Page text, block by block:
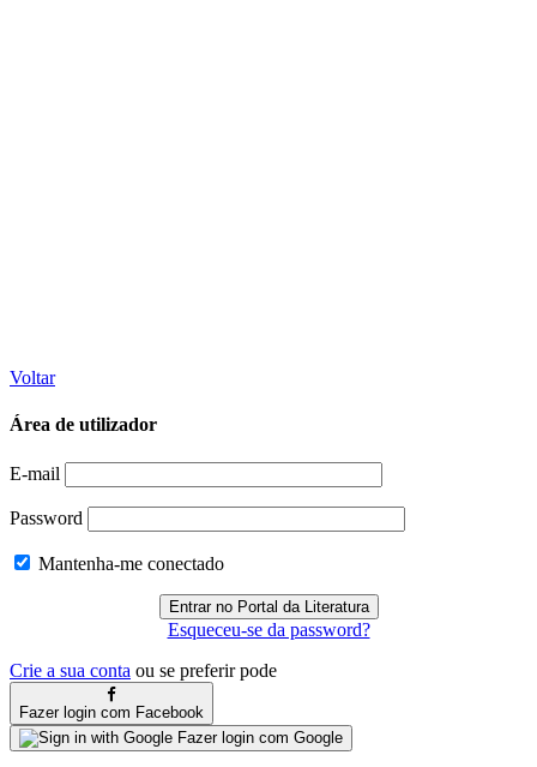
Voltar
Área de utilizador
E-mail
Password
Mantenha-me conectado
Esqueceu-se da password?
Crie a sua conta ou se preferir pode
Fazer login com Facebook
Fazer login com Google